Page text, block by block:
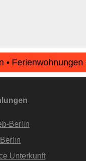
• Ferienwohnungen
Unterkunft.de
Berlin
Unterkunft